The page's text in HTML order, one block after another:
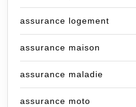
assurance logement
assurance maison
assurance maladie
assurance moto